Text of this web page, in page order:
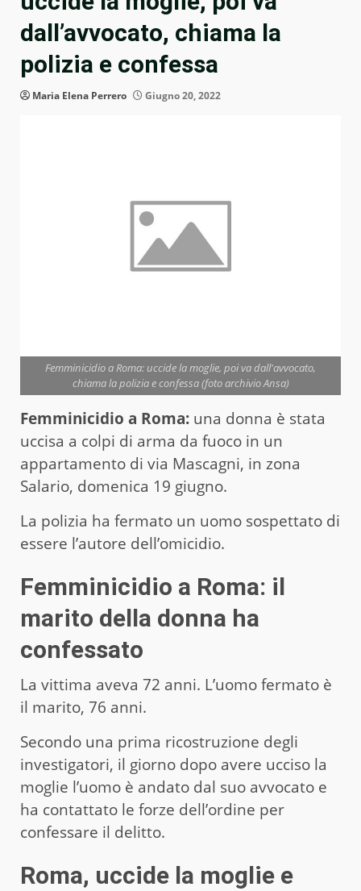
dall’avvocato, chiama la
polizia e confessa
Maria Elena Perrero Giugno 20, 2022
Femminicidio a Roma: uccide la moglie, poi va dall'avvocato,
chiama la polizia e confessa (foto archivio Ansa)
Femminicidio a Roma: una donna è stata
uccisa a colpi di arma da fuoco in un
appartamento di via Mascagni, in zona
Salario, domenica 19 giugno.
La polizia ha fermato un uomo sospettato di
essere l’autore dell’omicidio.
Femminicidio a Roma: il
marito della donna ha
confessato
La vittima aveva 72 anni. L’uomo fermato è
il marito, 76 anni.
Secondo una prima ricostruzione degli
investigatori, il giorno dopo avere ucciso la
moglie l’uomo è andato dal suo avvocato e
ha contattato le forze dell’ordine per
confessare il delitto.
Roma, uccide la moglie e